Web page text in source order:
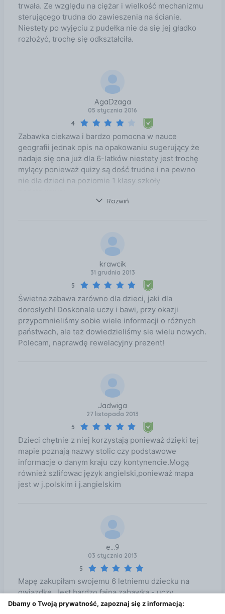
trwała. Ze względu na ciężar i wielkość mechanizmu
sterującego trudna do zawieszenia na ścianie.
Niestety po wyjęciu z pudełka nie da się jej gładko
rozłożyć, trochę się odkształciła.
AgaDzaga
05 stycznia 2016
4
Zabawka ciekawa i bardzo pomocna w nauce
geografii jednak opis na opakowaniu sugerujący że
nadaje się ona już dla 6-latków niestety jest trochę
mylący ponieważ quizy są dość trudne i na pewno
nie dla dzieci na poziomie 1 klasy szkoły
Rozwiń
krawcik
31 grudnia 2013
5
Świetna zabawa zarówno dla dzieci, jaki dla
dorosłych! Doskonale uczy i bawi, przy okazji
przypomnieliśmy sobie wiele informacji o różnych
państwach, ale też dowiedzieliśmy sie wielu nowych.
Polecam, naprawdę rewelacyjny prezent!
Jadwiga
27 listopada 2013
5
Dzieci chętnie z niej korzystają ponieważ dzięki tej
mapie poznają nazwy stolic czy podstawowe
informacje o danym kraju czy kontynencie.Mogą
również szlifowac język angielski,ponieważ mapa
jest w j.polskim i j.angielskim
e...9
03 stycznia 2013
5
Mapę zakupiłam swojemu 6 letniemu dziecku na
gwiazdkę. Jest bardzo fajną zabawką - uczy
położenia krajów, flag, ciekawostek czy języków w
Dbamy o Twoją prywatność, zapoznaj się z informacją: